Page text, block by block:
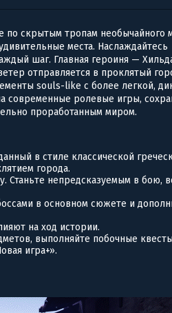
по скрытым тропам необычайного
места. Наслаждайтесь
шаг. Главная героиня —
отправляется в проклятый
souls-like с более легкой,
современные ролевые игры,
проработанным миром.
в стиле классической
города.
Станьте непредсказуемым в бою,
в основном сюжете и
на ход истории.
выполняйте побочные
игра+».